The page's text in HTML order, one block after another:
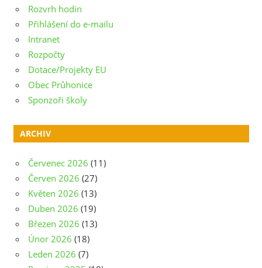
Rozvrh hodin
Přihlášení do e-mailu
Intranet
Rozpočty
Dotace/Projekty EU
Obec Průhonice
Sponzoři školy
ARCHIV
Červenec 2026 (11)
Červen 2026 (27)
Květen 2026 (13)
Duben 2026 (19)
Březen 2026 (13)
Únor 2026 (18)
Leden 2026 (7)